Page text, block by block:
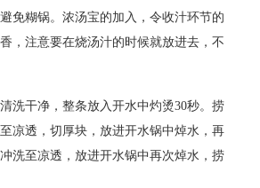
免糊锅。浓汤宝的加入，令收汁环节的
，注意要在烧汤汁的时候就放进去，不
洗干净，整条放入开水中灼烫30秒。捞
凉透，切厚块，放进开水锅中焯水，再
洗至凉透，放进开水锅中再次焯水，捞